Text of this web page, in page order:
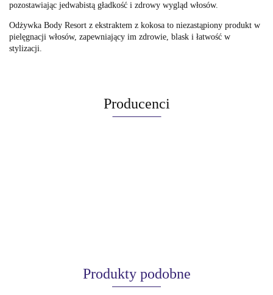
pozostawiając jedwabistą gładkość i zdrowy wygląd włosów.
Odżywka Body Resort z ekstraktem z kokosa to niezastąpiony produkt w
pielęgnacji włosów, zapewniający im zdrowie, blask i łatwość w
stylizacji.
Producenci
Produkty podobne